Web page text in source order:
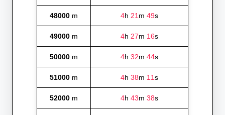
48000 m 4h 21m 49s
49000 m 4h 27m 16s
50000 m 4h 32m 44s
51000 m 4h 38m 11s
52000 m 4h 43m 38s